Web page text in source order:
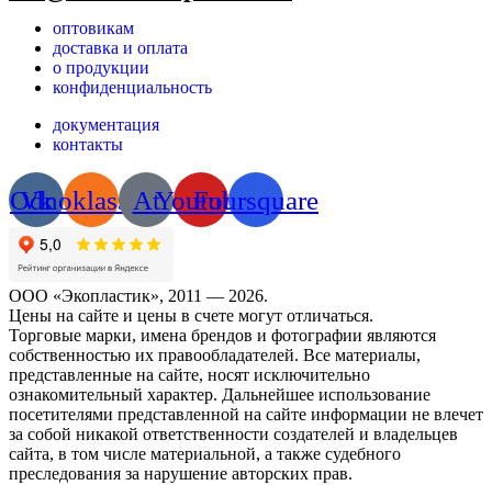
оптовикам
доставка и оплата
о продукции
конфиденциальность
документация
контакты
Vk
Odnoklassniki
AtYoutube
Foursquare
ООО «Экопластик», 2011 — 2026.
Цены на сайте и цены в счете могут отличаться.
Торговые марки, имена брендов и фотографии являются
собственностью их правообладателей. Все материалы,
представленные на сайте, носят исключительно
ознакомительный характер. Дальнейшее использование
посетителями представленной на сайте информации не влечет
за собой никакой ответственности создателей и владельцев
сайта, в том числе материальной, а также судебного
преследования за нарушение авторских прав.